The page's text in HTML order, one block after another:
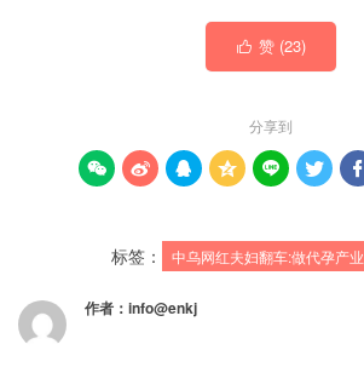
 赞 (23)
分享到
      
标签： 中乌网红夫妇翻车:做代孕产业
作者： info@enkj